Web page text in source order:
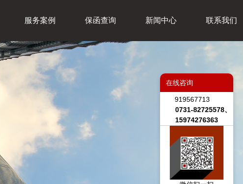
在线咨询
919567713
0731-82725578、
15974276363
服务案例 保函查询 新闻中心 联系我们